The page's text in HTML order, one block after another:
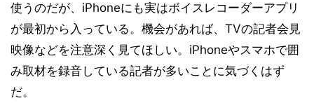
使うのだが、iPhoneにも実はボイスレコーダーアプリ
が最初から入っている。機会があれば、TVの記者会見
映像などを注意深く見てほしい。iPhoneやスマホで囲
み取材を録音している記者が多いことに気づくはず
だ。